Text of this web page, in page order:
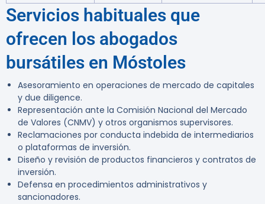
Servicios habituales que
ofrecen los abogados
bursátiles en Móstoles
Asesoramiento en operaciones de mercado de capitales
y due diligence.
Representación ante la Comisión Nacional del Mercado
de Valores (CNMV) y otros organismos supervisores.
Reclamaciones por conducta indebida de intermediarios
o plataformas de inversión.
Diseño y revisión de productos financieros y contratos de
inversión.
Defensa en procedimientos administrativos y
sancionadores.